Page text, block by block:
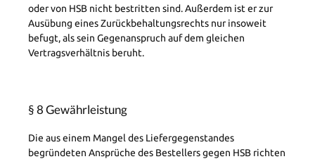
oder von HSB nicht bestritten sind. Außerdem ist er zur
Ausübung eines Zurückbehaltungsrechts nur insoweit
befugt, als sein Gegenanspruch auf dem gleichen
Vertragsverhältnis beruht.
§ 8 Gewährleistung
Die aus einem Mangel des Liefergegenstandes
begründeten Ansprüche des Bestellers gegen HSB richten